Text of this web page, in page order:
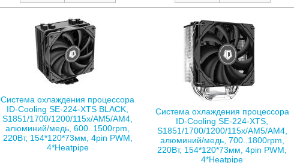
Система охлаждения процессора
ID-Cooling SE-224-XTS BLACK,
S1851/1700/1200/115x/AM5/AM4,
алюминий/медь, 600..1500rpm,
220Вт, 154*120*73мм, 4pin PWM,
4*Heatpipe
Система охлаждения процессора
ID-Cooling SE-224-XTS,
S1851/1700/1200/115x/AM5/AM4,
алюминий/медь, 700..1800rpm,
220Вт, 154*120*73мм, 4pin PWM,
4*Heatpipe